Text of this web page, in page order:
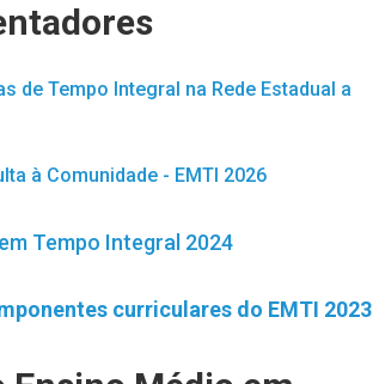
de Tempo Integral na Rede Estadual a
à Comunidade - EMTI 2026
Tempo Integral 2024
curriculares do EMTI 2023